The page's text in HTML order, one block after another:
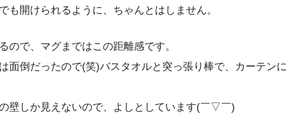
も開けられるように、ちゃんとはしません。
ので、マグまではこの距離感です。
面倒だったので(笑)バスタオルと突っ張り棒で、カーテンに
壁しか見えないので、よしとしています(￣▽￣)